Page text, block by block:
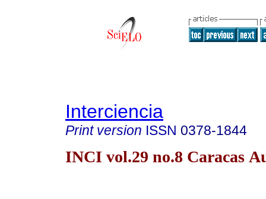
Interciencia
Print version ISSN 0378-1844
INCI vol.29 no.8 Caracas